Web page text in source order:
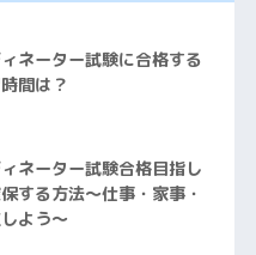
ネーター試験に合格する
間は？
ネーター試験合格目指し
する方法～仕事・家事・
よう～